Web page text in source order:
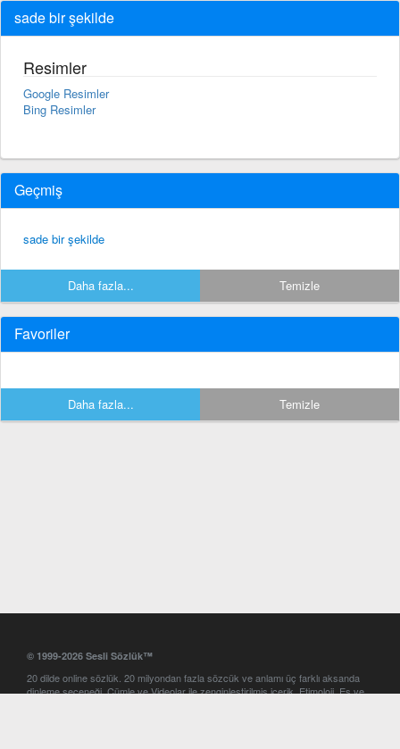
sade bir şekilde
Resimler
Google Resimler
Bing Resimler
Geçmiş
sade bir şekilde
Daha fazla... Temizle
Favoriler
Daha fazla... Temizle
© 1999-2026 Sesli Sözlük™
20 dilde online sözlük. 20 milyondan fazla sözcük ve anlamı üç farklı aksanda
dinleme seçeneği. Cümle ve Videolar ile zenginleştirilmiş içerik. Etimoloji, Eş ve